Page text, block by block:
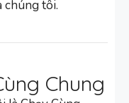
chúng tôi.
Chung